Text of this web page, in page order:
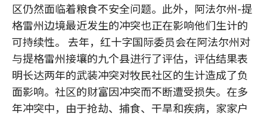
区仍然面临着粮食不安全问题。此外，阿法尔州-提
格雷州边境最近发生的冲突也正在影响他们生计的
可持续性。 去年，红十字国际委员会在阿法尔州对
与提格雷州接壤的九个县进行了评估，评估结果表
明长达两年的武装冲突对牧民社区的生计造成了负
面影响。社区的财富因冲突而不断遭受损失。在多
年冲突中，由于抢劫、捕食、干旱和疾病，家家户